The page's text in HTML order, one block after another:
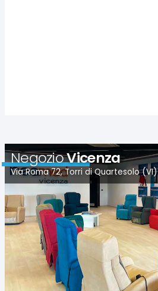
NegozioVicenza
Via Roma 72, Torri di Quartesolo (VI)